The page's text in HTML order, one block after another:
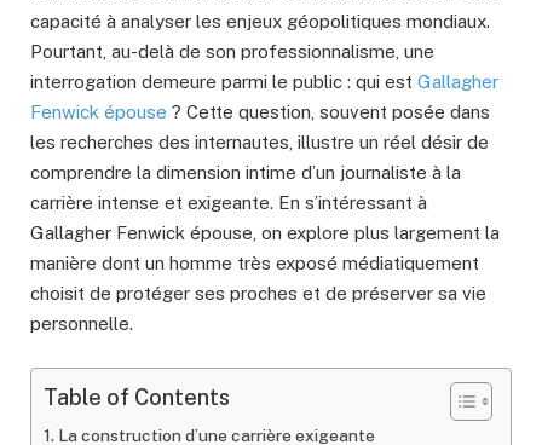
capacité à analyser les enjeux géopolitiques mondiaux.
Pourtant, au-delà de son professionnalisme, une
interrogation demeure parmi le public : qui est Gallagher
Fenwick épouse ? Cette question, souvent posée dans
les recherches des internautes, illustre un réel désir de
comprendre la dimension intime d’un journaliste à la
carrière intense et exigeante. En s’intéressant à
Gallagher Fenwick épouse, on explore plus largement la
manière dont un homme très exposé médiatiquement
choisit de protéger ses proches et de préserver sa vie
personnelle.
Table of Contents
La construction d’une carrière exigeante